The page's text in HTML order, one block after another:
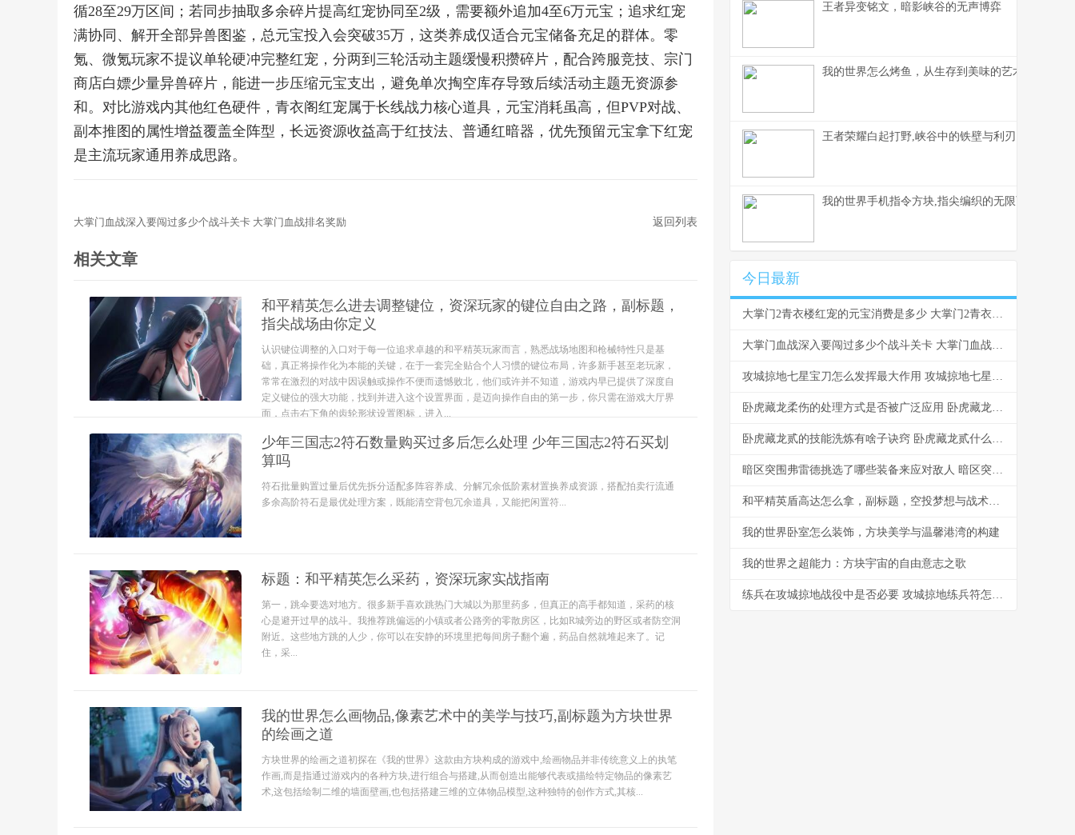
循28至29万区间；若同步抽取多余碎片提高红宠协同至2级，需要额外追加4至6万元宝；追求红宠
满协同、解开全部异兽图鉴，总元宝投入会突破35万，这类养成仅适合元宝储备充足的群体。零
氪、微氪玩家不提议单轮硬冲完整红宠，分两到三轮活动主题缓慢积攒碎片，配合跨服竞技、宗门
商店白嫖少量异兽碎片，能进一步压缩元宝支出，避免单次掏空库存导致后续活动主题无资源参
和。对比游戏内其他红色硬件，青衣阁红宠属于长线战力核心道具，元宝消耗虽高，但PVP对战、
副本推图的属性增益覆盖全阵型，长远资源收益高于红技法、普通红暗器，优先预留元宝拿下红宠
是主流玩家通用养成思路。
大掌门血战深入要闯过多少个战斗关卡 大掌门血战排名奖励 返回列表
相关文章
和平精英怎么进去调整键位，资深玩家的键位自由之路，副标题，
指尖战场由你定义
认识键位调整的入口对于每一位追求卓越的和平精英玩家而言，熟悉战场地图和枪械特性只是基
础，真正将操作化为本能的关键，在于一套完全贴合个人习惯的键位布局，许多新手甚至老玩家，
常常在激烈的对战中因误触或操作不便而遗憾败北，他们或许并不知道，游戏内早已提供了深度自
定义键位的强大功能，找到并进入这个设置界面，是迈向操作自由的第一步，你只需在游戏大厅界
面，点击右下角的齿轮形状设置图标，进入...
少年三国志2符石数量购买过多后怎么处理 少年三国志2符石买划
算吗
符石批量购置过量后优先拆分适配多阵容养成、分解冗余低阶素材置换养成资源，搭配拍卖行流通
多余高阶符石是最优处理方案，既能清空背包冗余道具，又能把闲置符...
标题：和平精英怎么采药，资深玩家实战指南
第一，跳伞要选对地方。很多新手喜欢跳热门大城以为那里药多，但真正的高手都知道，采药的核
心是避开过早的战斗。我推荐跳偏远的小镇或者公路旁的零散房区，比如R城旁边的野区或者防空洞
附近。这些地方跳的人少，你可以在安静的环境里把每间房子翻个遍，药品自然就堆起来了。记
住，采...
我的世界怎么画物品,像素艺术中的美学与技巧,副标题为方块世界
的绘画之道
方块世界的绘画之道初探在《我的世界》这款由方块构成的游戏中,绘画物品并非传统意义上的执笔
作画,而是指通过游戏内的各种方块,进行组合与搭建,从而创造出能够代表或描绘特定物品的像素艺
术,这包括绘制二维的墙面壁画,也包括搭建三维的立体物品模型,这种独特的创作方式,其核...
王者异变铭文，暗影峡谷的无声博弈
我的世界怎么烤鱼，从生存到美味的艺术
王者荣耀白起打野,峡谷中的铁壁与利刃
我的世界手机指令方块,指尖编织的无限可能，副
今日最新
大掌门2青衣楼红宠的元宝消费是多少 大掌门2青衣楼攻略
大掌门血战深入要闯过多少个战斗关卡 大掌门血战排名奖励
攻城掠地七星宝刀怎么发挥最大作用 攻城掠地七星宝箱怎么开
卧虎藏龙柔伤的处理方式是否被广泛应用 卧虎藏龙有多厉害
卧虎藏龙贰的技能洗炼有啥子诀窍 卧虎藏龙贰什么时候出的
暗区突围弗雷德挑选了哪些装备来应对敌人 暗区突围弗雷德的幸运物是什么
和平精英盾高达怎么拿，副标题，空投梦想与战术博弈
我的世界卧室怎么装饰，方块美学与温馨港湾的构建
我的世界之超能力：方块宇宙的自由意志之歌
练兵在攻城掠地战役中是否必要 攻城掠地练兵符怎么得5亿经验